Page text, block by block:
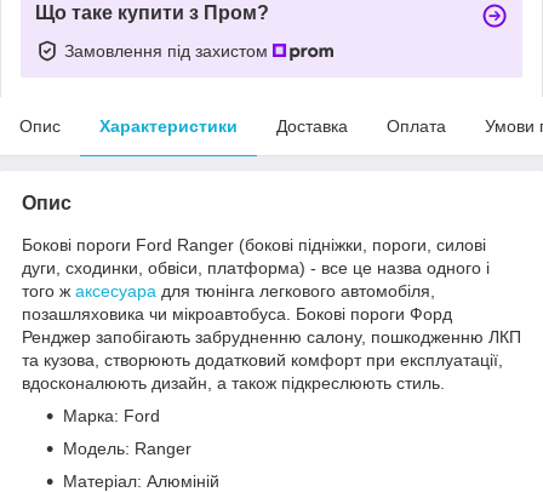
Що таке купити з Пром?
Замовлення під захистом
Опис Характеристики Доставка Оплата Умови
Опис
Бокові пороги Ford Ranger (бокові підніжки, пороги, силові
дуги, сходинки, обвіси, платформа) - все це назва одного і
того ж аксесуара для тюнінга легкового автомобіля,
позашляховика чи мікроавтобуса. Бокові пороги Форд
Ренджер запобігають забрудненню салону, пошкодженню ЛКП
та кузова, створюють додатковий комфорт при експлуатації,
вдосконалюють дизайн, а також підкреслюють стиль.
Марка: Ford
Модель: Ranger
Матеріал: Алюміній